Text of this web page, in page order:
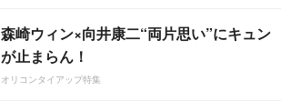
森崎ウィン×向井康二“両片思い”にキュン
が止まらん！
オリコンタイアップ特集